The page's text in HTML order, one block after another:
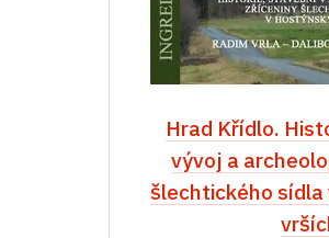
Hrad Křídlo.
vývoj a
šlechtického